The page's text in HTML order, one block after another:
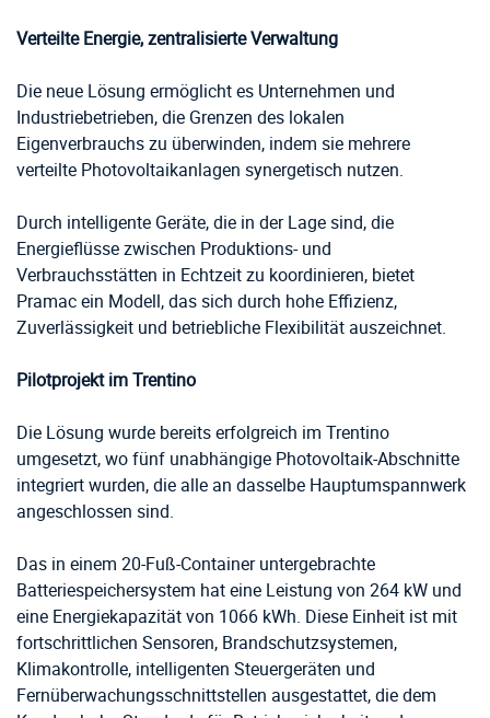
Verteilte Energie, zentralisierte Verwaltung
Die neue Lösung ermöglicht es Unternehmen und
Industriebetrieben, die Grenzen des lokalen
Eigenverbrauchs zu überwinden, indem sie mehrere
verteilte Photovoltaikanlagen synergetisch nutzen.
Durch intelligente Geräte, die in der Lage sind, die
Energieflüsse zwischen Produktions- und
Verbrauchsstätten in Echtzeit zu koordinieren, bietet
Pramac ein Modell, das sich durch hohe Effizienz,
Zuverlässigkeit und betriebliche Flexibilität auszeichnet.
Pilotprojekt im Trentino
Die Lösung wurde bereits erfolgreich im Trentino
umgesetzt, wo fünf unabhängige Photovoltaik-Abschnitte
integriert wurden, die alle an dasselbe Hauptumspannwerk
angeschlossen sind.
Das in einem 20-Fuß-Container untergebrachte
Batteriespeichersystem hat eine Leistung von 264 kW und
eine Energiekapazität von 1066 kWh. Diese Einheit ist mit
fortschrittlichen Sensoren, Brandschutzsystemen,
Klimakontrolle, intelligenten Steuergeräten und
Fernüberwachungsschnittstellen ausgestattet, die dem